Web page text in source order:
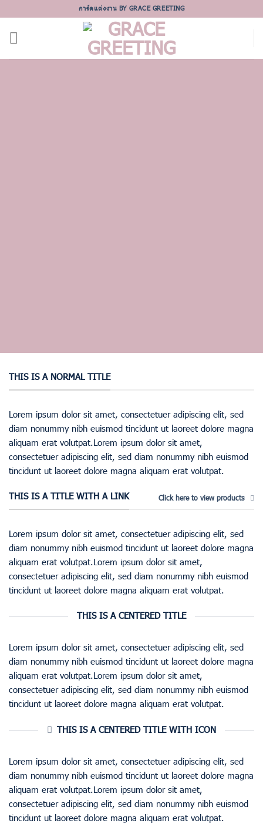
to
content
การ์ดแต่งงาน BY GRACE GREETING
THIS IS A NORMAL TITLE
Lorem ipsum dolor sit amet, consectetuer adipiscing elit, sed
diam nonummy nibh euismod tincidunt ut laoreet dolore magna
aliquam erat volutpat.Lorem ipsum dolor sit amet,
consectetuer adipiscing elit, sed diam nonummy nibh euismod
tincidunt ut laoreet dolore magna aliquam erat volutpat.
THIS IS A TITLE WITH A LINK
Click here to view products
Lorem ipsum dolor sit amet, consectetuer adipiscing elit, sed
diam nonummy nibh euismod tincidunt ut laoreet dolore magna
aliquam erat volutpat.Lorem ipsum dolor sit amet,
consectetuer adipiscing elit, sed diam nonummy nibh euismod
tincidunt ut laoreet dolore magna aliquam erat volutpat.
THIS IS A CENTERED TITLE
Lorem ipsum dolor sit amet, consectetuer adipiscing elit, sed
diam nonummy nibh euismod tincidunt ut laoreet dolore magna
aliquam erat volutpat.Lorem ipsum dolor sit amet,
consectetuer adipiscing elit, sed diam nonummy nibh euismod
tincidunt ut laoreet dolore magna aliquam erat volutpat.
THIS IS A CENTERED TITLE WITH ICON
Lorem ipsum dolor sit amet, consectetuer adipiscing elit, sed
diam nonummy nibh euismod tincidunt ut laoreet dolore magna
aliquam erat volutpat.Lorem ipsum dolor sit amet,
consectetuer adipiscing elit, sed diam nonummy nibh euismod
tincidunt ut laoreet dolore magna aliquam erat volutpat.